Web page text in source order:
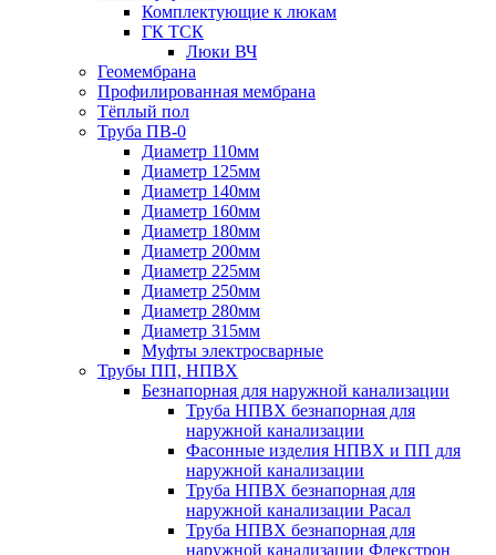
Комплектующие к люкам
ГК ТСК
Люки ВЧ
Геомембрана
Профилированная мембрана
Тёплый пол
Труба ПВ-0
Диаметр 110мм
Диаметр 125мм
Диаметр 140мм
Диаметр 160мм
Диаметр 180мм
Диаметр 200мм
Диаметр 225мм
Диаметр 250мм
Диаметр 280мм
Диаметр 315мм
Муфты электросварные
Трубы ПП, НПВХ
Безнапорная для наружной канализации
Труба НПВХ безнапорная для
наружной канализации
Фасонные изделия НПВХ и ПП для
наружной канализации
Труба НПВХ безнапорная для
наружной канализации Расал
Труба НПВХ безнапорная для
наружной канализации Флекстрон